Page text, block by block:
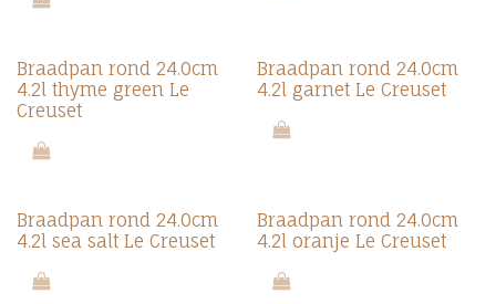
Braadpan rond 24.0cm
4.2l thyme green Le
Creuset
Braadpan rond 24.0cm
4.2l garnet Le Creuset
Braadpan rond 24.0cm
4.2l sea salt Le Creuset
Braadpan rond 24.0cm
4.2l oranje Le Creuset